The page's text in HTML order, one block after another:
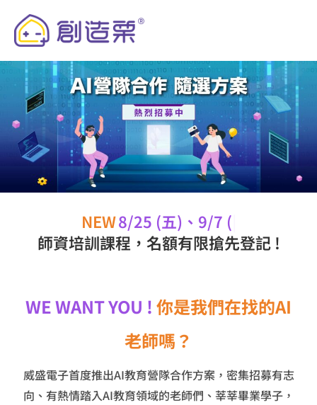
要
NEW8/25 (五)、9/7 (四)
師資培訓課程，名額有限搶先登記 !
WE WANT YOU ! 你是我們在找的AI
老師嗎？
威盛電子首度推出AI教育營隊合作方案，密集招募有志
向、有熱情踏入AI教育領域的老師們 、莘莘畢業學子，